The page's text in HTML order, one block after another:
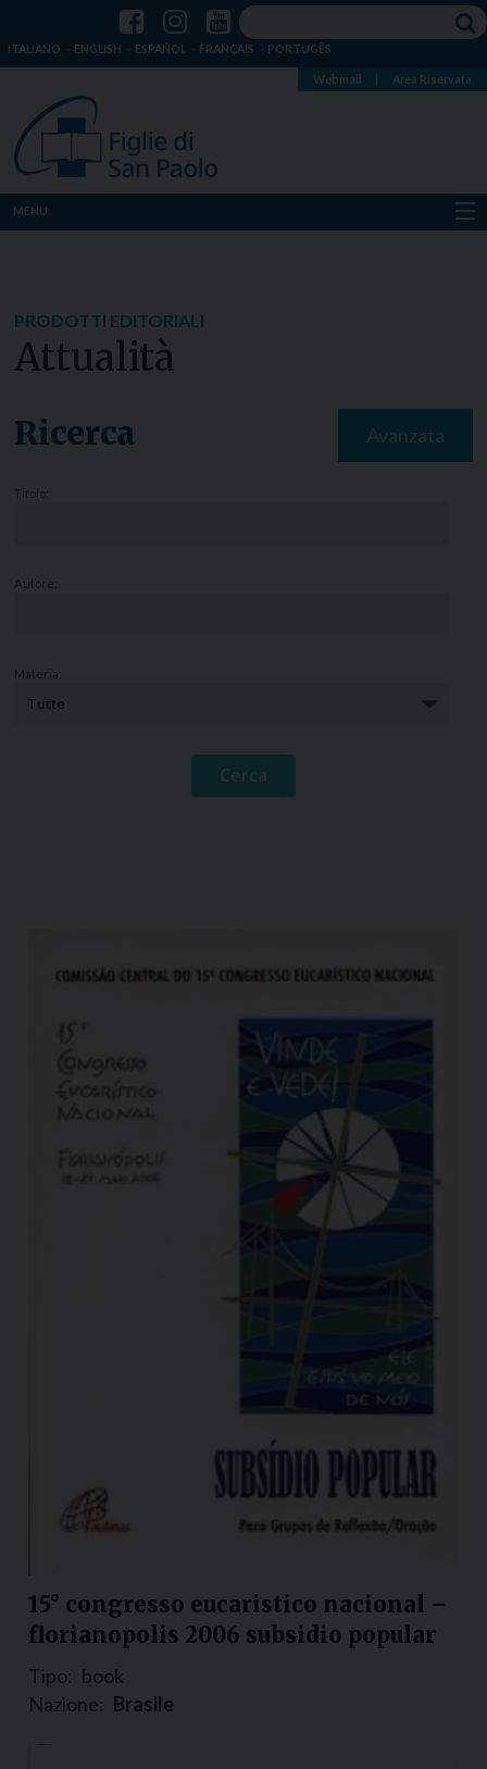
ITALIANO ENGLISH ESPAÑOL FRANÇAIS PORTUGÊS
Webmail Area Riservata
MENU
Notizie
PRODOTTI EDITORIALI
Attualità
Ricerca Avanzata
Titolo:
Autore:
Materia:
15° congresso eucaristico nacional –
florianopolis 2006 subsidio popular
Tipo: book
Nazione: Brasile